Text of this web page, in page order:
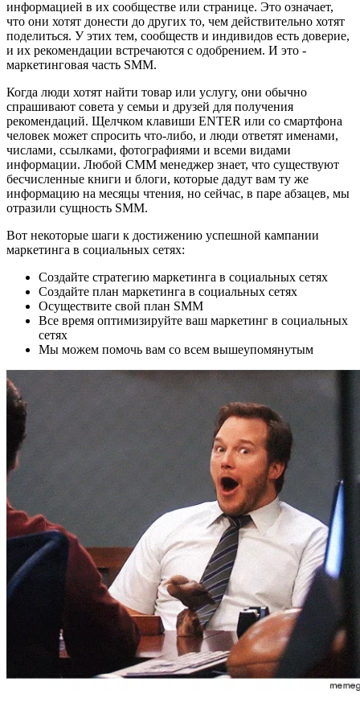
информацией в их сообществе или странице. Это означает,
что они хотят донести до других то, чем действительно хотят
поделиться. У этих тем, сообществ и индивидов есть доверие,
и их рекомендации встречаются с одобрением. И это -
маркетинговая часть SMM.
Когда люди хотят найти товар или услугу, они обычно
спрашивают совета у семьи и друзей для получения
рекомендаций. Щелчком клавиши ENTER или со смартфона
человек может спросить что-либо, и люди ответят именами,
числами, ссылками, фотографиями и всеми видами
информации. Любой СММ менеджер знает, что существуют
бесчисленные книги и блоги, которые дадут вам ту же
информацию на месяцы чтения, но сейчас, в паре абзацев, мы
отразили сущность SMM.
Вот некоторые шаги к достижению успешной кампании
маркетинга в социальных сетях:
Создайте стратегию маркетинга в социальных сетях
Создайте план маркетинга в социальных сетях
Осуществите свой план SMM
Все время оптимизируйте ваш маркетинг в социальных
сетях
Мы можем помочь вам со всем вышеупомянутым